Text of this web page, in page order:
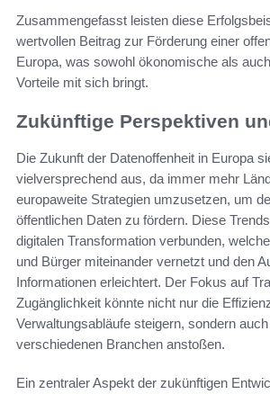
Zusammengefasst leisten diese
wertvollen Beitrag zur Förderung einer
Europa, was sowohl ökonomische als
Vorteile mit sich bringt.
Zukünftige Perspektiven
Die Zukunft der Datenoffenheit in Europa
vielversprechend aus, da immer mehr
europaweite Strategien umzusetzen, um
öffentlichen Daten zu fördern. Diese
digitalen Transformation verbunden,
und Bürger miteinander vernetzt und den
Informationen erleichtert. Der Fokus auf
Zugänglichkeit könnte nicht nur die
Verwaltungsabläufe steigern, sondern
verschiedenen Branchen anstoßen.
Ein zentraler Aspekt der zukünftigen